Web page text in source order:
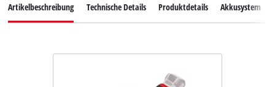
Artikelbeschreibung Technische Details Produktdetails Akkusystem